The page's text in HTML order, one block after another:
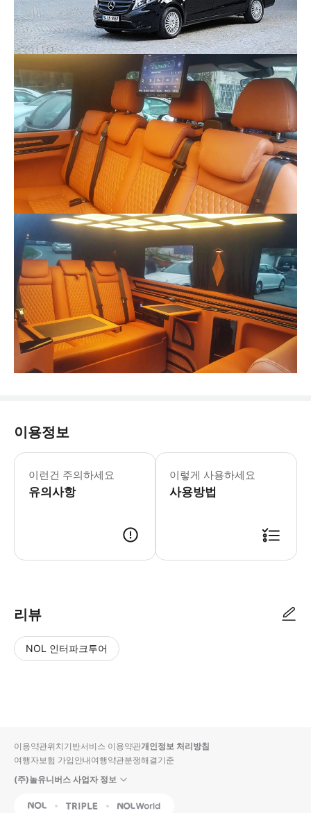
이용정보
이런건 주의하세요
유의사항
이렇게 사용하세요
사용방법
리뷰
NOL 인터파크투어
입니
다.
순
상
이용약관위치기반서비스 이용약관개인정보 처리방침
여행자보험 가입안내여행약관분쟁해결기준
(주)놀유니버스 사업자 정보
NOL Triple Interpark Global